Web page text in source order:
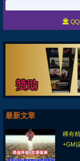

最新文章
稀有
+GM